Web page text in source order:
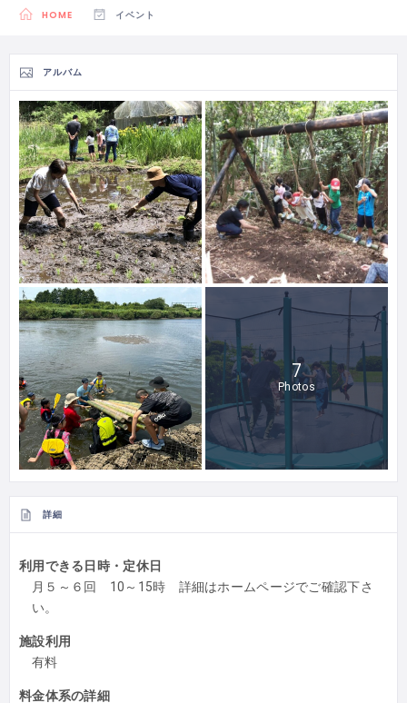
HOME イベント
アルバム
7
Photos
詳細
利用できる日時・定休日
月５～６回 10～15時 詳細はホームページでご確認下さ
い。
施設利用
有料
料金体系の詳細